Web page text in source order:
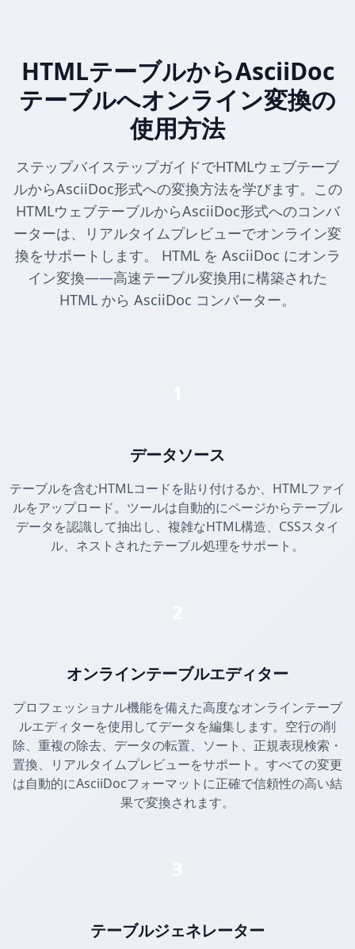
HTMLテーブルからAsciiDoc
テーブルへオンライン変換の
使用方法
ステップバイステップガイドでHTMLウェブテーブ
ルからAsciiDoc形式への変換方法を学びます。この
HTMLウェブテーブルからAsciiDoc形式へのコンバ
ーターは、リアルタイムプレビューでオンライン変
換をサポートします。 HTML を AsciiDoc にオンラ
イン変換——高速テーブル変換用に構築された
HTML から AsciiDoc コンバーター。
データソース
テーブルを含むHTMLコードを貼り付けるか、HTMLファイ
ルをアップロード。ツールは自動的にページからテーブル
データを認識して抽出し、複雑なHTML構造、CSSスタイ
ル、ネストされたテーブル処理をサポート。
オンラインテーブルエディター
プロフェッショナル機能を備えた高度なオンラインテーブ
ルエディターを使用してデータを編集します。空行の削
除、重複の除去、データの転置、ソート、正規表現検索・
置換、リアルタイムプレビューをサポート。すべての変更
は自動的にAsciiDocフォーマットに正確で信頼性の高い結
果で変換されます。
テーブルジェネレーター